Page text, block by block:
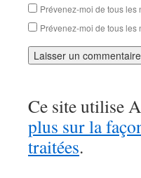
Prévenez-moi de tous
Prévenez-moi de tous
Ce site utilise
plus sur la
traitées.